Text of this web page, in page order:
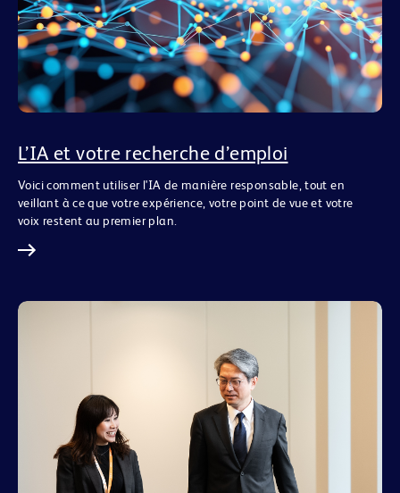
L’IA et votre recherche d’emploi
Voici comment utiliser l'IA de manière responsable, tout en
veillant à ce que votre expérience, votre point de vue et votre
voix restent au premier plan.